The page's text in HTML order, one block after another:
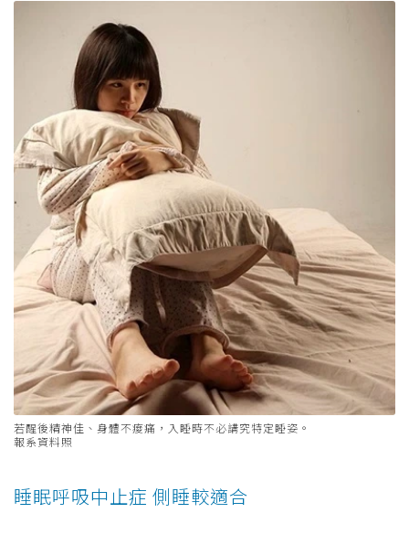
若醒後精神佳、身體不痠痛，入睡時不必講究特定睡姿。
報系資料照
睡眠呼吸中止症 側睡較適合